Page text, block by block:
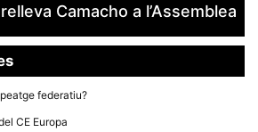
Camacho a l’Assemblea
federatiu?
CE Europa
Aquestes